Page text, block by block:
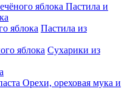
Пастила и
Пастила из
Сухарики из
Орехи, ореховая мука и